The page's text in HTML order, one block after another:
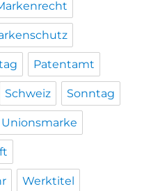
Patentamt
Schweiz Sonntag
Unionsmarke
Werktitel